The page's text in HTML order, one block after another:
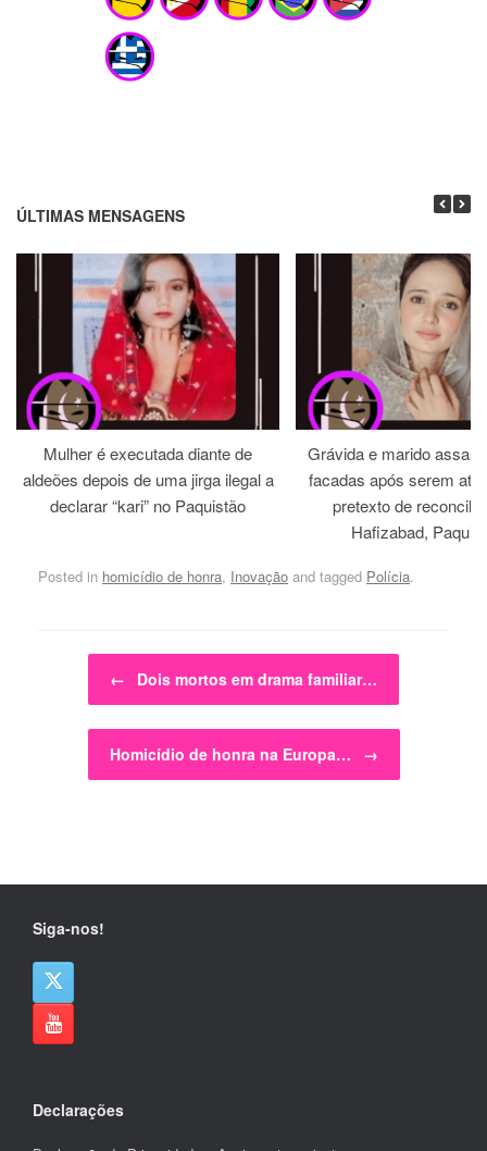
ÚLTIMAS MENSAGENS
Mulher é executada diante de
aldeões depois de uma jirga ilegal a
declarar “kari” no Paquistão
Grávida e marido
facadas após serem
pretexto de
Hafizabad,
Posted in homicídio de honra, Inovação and tagged Polícia.
← Dois mortos em drama familiar…
Homicídio de honra na Europa… →
Siga-nos!
Declarações